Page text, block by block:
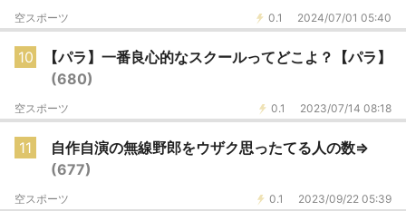
0.1 2024/07/01 05:40
空スポーツ
10
【パラ】一番良心的なスクールってどこよ？【パラ】
(680)
0.1 2023/07/14 08:18
空スポーツ
11
自作自演の無線野郎をウザク思ったてる人の数⇒
(677)
0.1 2023/09/22 05:39
空スポーツ